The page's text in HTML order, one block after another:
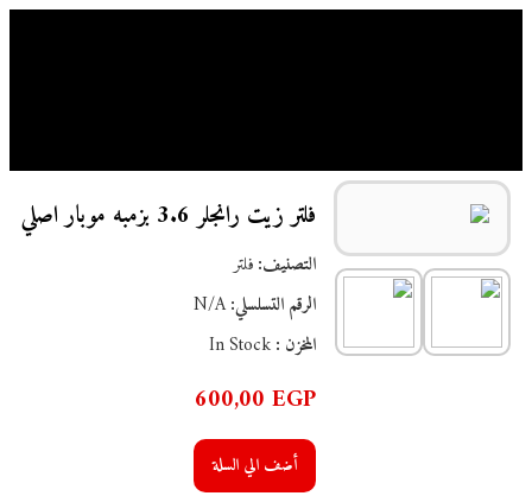
فلتر زيت رانجلر 3.6 بزمبه موبار اصلي
التصنيف:فلتر
الرقم التسلسلي:
المخزن :
600,00 EGP
أضف الي السلة